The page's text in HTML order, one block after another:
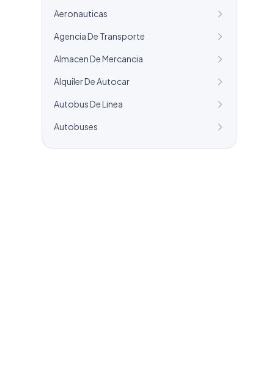
Aeronauticas
Agencia De Transporte
Almacen De Mercancia
Alquiler De Autocar
Autobus De Linea
Autobuses